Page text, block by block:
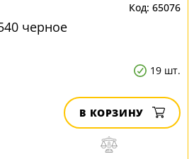
65076
черное
19 шт.
В КОРЗИНУ